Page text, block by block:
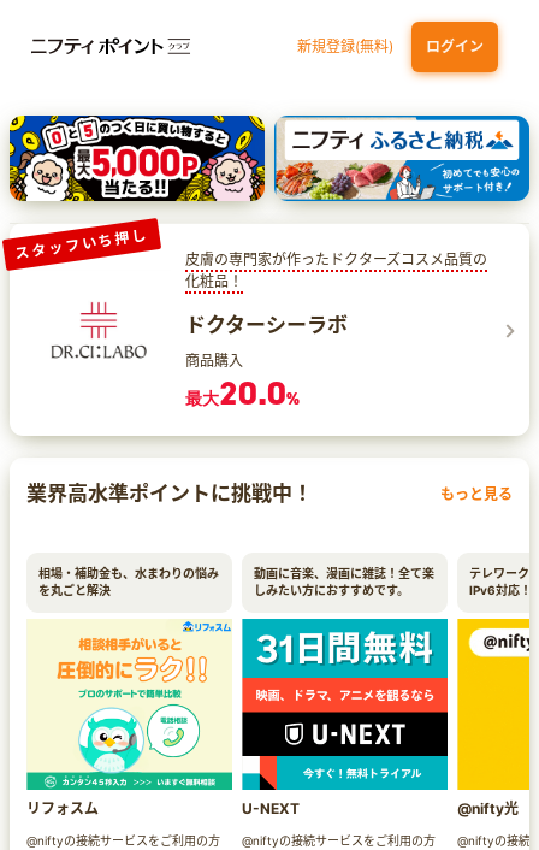
新規登録(無料) ログイン
三井住友カード（NL）オーロラデザイン
【三井住友銀行口座お持ちの方専用】Olive口座切替 P-one Wiz
ライフカードビジネスライトプラス dカード
スタッフいち押し
皮膚の専門家が作ったドクターズコスメ品質の
化粧品！
ドクターシーラボ
商品購入
最大20.0%
業界高水準ポイントに挑戦中！ もっと見る
相場・補助金も、水まわりの悩み
を丸ごと解決
リフォスム
@niftyの接続サービスをご利用の方
動画に音楽、漫画に雑誌！全て楽
しみたい方におすすめです。
U-NEXT
@niftyの接続サービスをご利用の方
テレワーク
IPv6対応！
@nifty光
@niftyの接続